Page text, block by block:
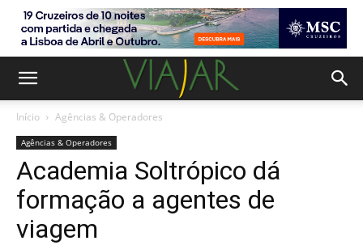
Início Agências & Operadores
Agências & Operadores
Academia Soltrópico dá
formação a agentes de
viagem